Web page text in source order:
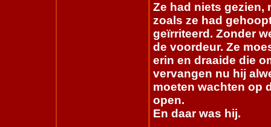
Ze had niets gezien,
zoals ze had
geïrriteerd. Zonder
de voordeur. Ze
erin en draaide die
vervangen nu hij
moeten wachten op
open.
En daar was hij.